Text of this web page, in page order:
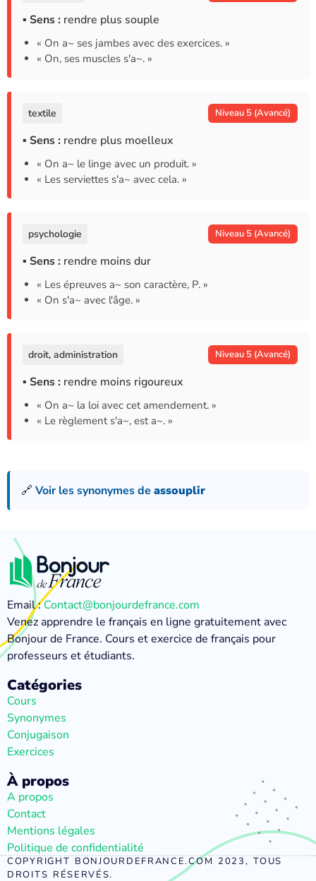
▪ Sens : rendre plus souple
« On a~ ses jambes avec des exercices. »
« On, ses muscles s'a~. »
textile Niveau 5 (Avancé)
▪ Sens : rendre plus moelleux
« On a~ le linge avec un produit. »
« Les serviettes s'a~ avec cela. »
psychologie Niveau 5 (Avancé)
▪ Sens : rendre moins dur
« Les épreuves a~ son caractère, P. »
« On s'a~ avec l'âge. »
droit, administration Niveau 5 (Avancé)
▪ Sens : rendre moins rigoureux
« On a~ la loi avec cet amendement. »
« Le règlement s'a~, est a~. »
🔗 Voir les synonymes de assouplir
Email :Contact@bonjourdefrance.com
Venez apprendre le français en ligne gratuitement avec
Bonjour de France. Cours et exercice de français pour
professeurs et étudiants.
Catégories
Cours
Synonymes
Conjugaison
Exercices
À propos
A propos
Contact
Mentions légales
Politique de confidentialité
COPYRIGHT BONJOURDEFRANCE.COM 2023, TOUS
DROITS RÉSERVÉS.